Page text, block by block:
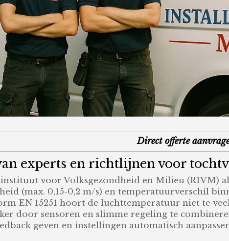
Direct offerte
experts en richtlijnen voor
voor Volksgezondheid en Milieu (RIVM)
(max. 0,15-0,2 m/s) en temperatuurverschil
EN 15251 hoort de luchttemperatuur niet te
door sensoren en slimme regeling te
geven en instellingen automatisch